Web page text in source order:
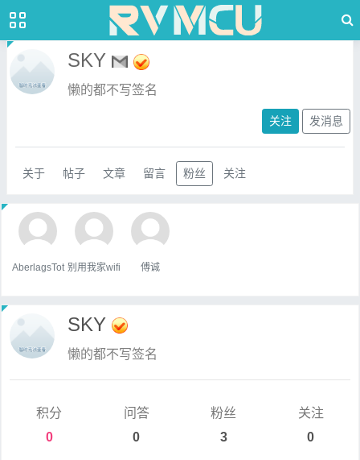
SKY
懒的都不写签名
关注 发消息
关于 帖子 文章 留言 粉丝 关注
AberlagsTot 别用我家wifi 傅诚
SKY
懒的都不写签名
积分
0
问答
0
粉丝
3
关注
0